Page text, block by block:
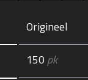
Origineel
150 pk